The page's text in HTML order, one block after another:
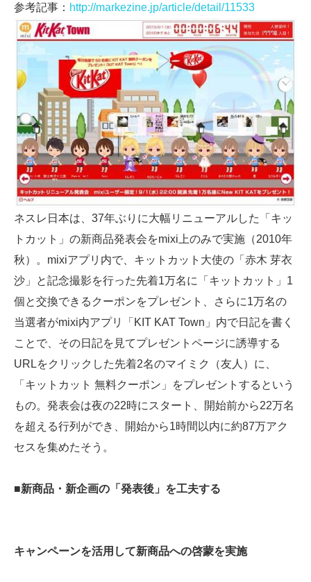
参考記事： http://markezine.jp/article/detail/11533
ネスレ日本は、37年ぶりに大幅リニューアルした「キッ
トカット」の新商品発表会をmixi上のみで実施（2010年
秋）。mixiアプリ内で、キットカット大使の「赤木 芽衣
沙」と記念撮影を行った先着1万名に「キットカット」1
個と交換できるクーポンをプレゼント、さらに1万名の
当選者がmixi内アプリ「KIT KAT Town」内で日記を書く
ことで、その日記を見てプレゼントページに誘導する
URLをクリックした先着2名のマイミク（友人）に、
「キットカット 無料クーポン」をプレゼントするという
もの。発表会は夜の22時にスタート、開始前から22万名
を超える行列ができ、開始から1時間以内に約87万アク
セスを集めたそう。
■新商品・新企画の「発表後」を工夫する
キャンペーンを活用して新商品への啓蒙を実施